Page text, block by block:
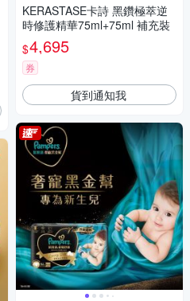
KERASTASE卡詩 黑鑽極萃逆
時修護精華75ml+75ml 補充裝
$4,695
券
貨到通知我